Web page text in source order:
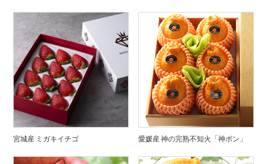
宮城産 ミガキイチゴ 愛媛産 神の完熟不知火「神ポン」